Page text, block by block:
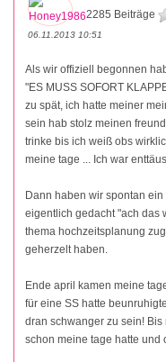
2285 Beiträge
06.11.2013 10:51
Als wir offiziell begonnen
"ES MUSS SOFORT
zu spät, ich hatte meiner
sein hab stolz meinen
trinke bis ich weiß obs
meine tage ... Ich war
Dann haben wir spontan
eigentlich gedacht "ach das
thema hochzeitsplanung
geherzelt haben.
Ende april kamen meine
für eine SS hatte
dran schwanger zu sein!
schon meine tage hatte und